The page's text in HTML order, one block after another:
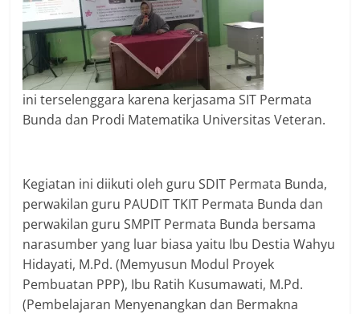
ini terselenggara karena kerjasama SIT Permata
Bunda dan Prodi Matematika Universitas Veteran.
Kegiatan ini diikuti oleh guru SDIT Permata Bunda,
perwakilan guru PAUDIT TKIT Permata Bunda dan
perwakilan guru SMPIT Permata Bunda bersama
narasumber yang luar biasa yaitu Ibu Destia Wahyu
Hidayati, M.Pd. (Memyusun Modul Proyek
Pembuatan PPP), Ibu Ratih Kusumawati, M.Pd.
(Pembelajaran Menyenangkan dan Bermakna